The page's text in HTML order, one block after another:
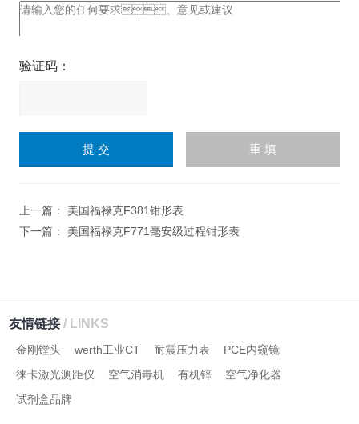
验证码：
上一篇： 美国福禄克F381钳形表
下一篇： 美国福禄克F771毫安级过程钳形表
友情链接/ LINKS
金刚镗头 werth工业CT 耐震压力表
PCE内窥镜
徕卡激光测距仪
空气消毒机 有机锌
空气净化器
试剂盒品牌